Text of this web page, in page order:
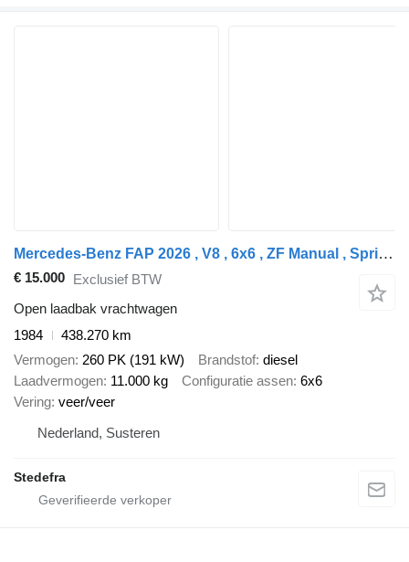
Mercedes-Benz FAP 2026 , V8 , 6x6 , ZF Manual , Spring suspension , Ex Army
€ 15.000 Exclusief BTW
Open laadbak vrachtwagen
1984
438.270 km
Vermogen 260 PK (191 kW) Brandstof diesel
Laadvermogen 11.000 kg Configuratie assen 6x6
Vering veer/veer
Nederland, Susteren
Stedefra